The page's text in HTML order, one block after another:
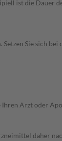
ist die Dauer
Sie sich
Arzt oder
daher